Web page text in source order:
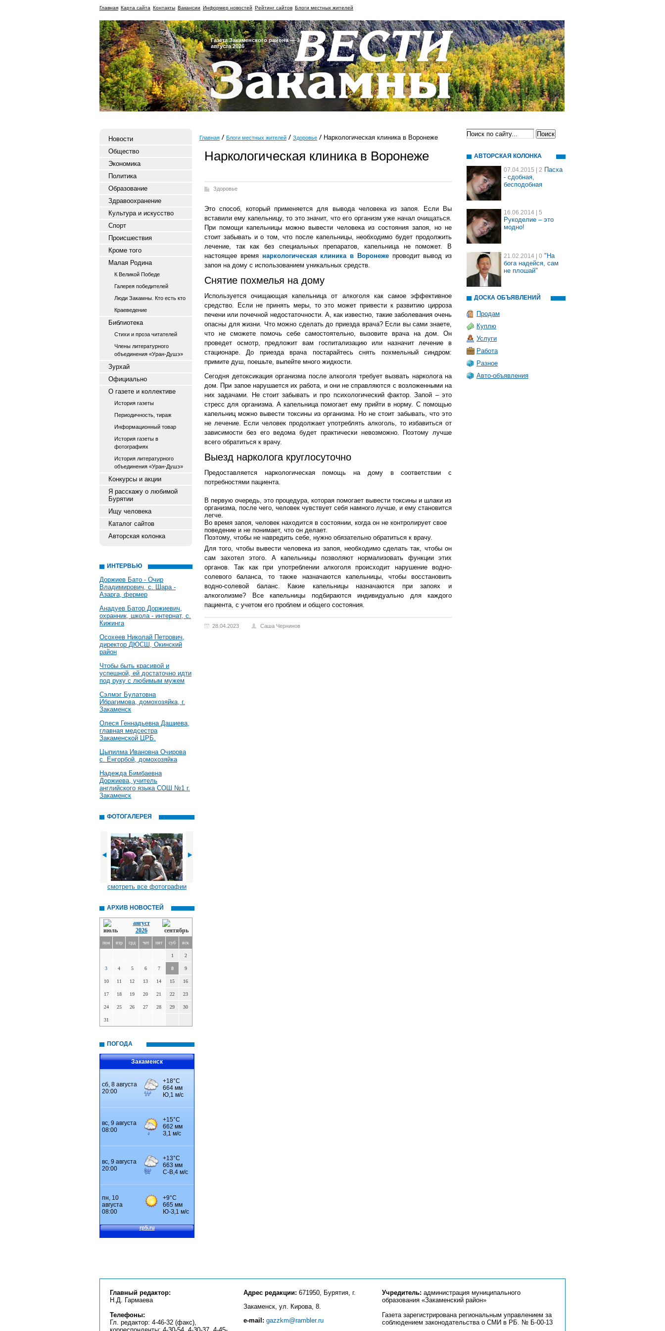
Главная Карта сайта Контакты Вакансии Информер новостей Рейтинг сайтов Блоги местных жителей
Газета Закаменского района — 3
августа 2026
Новости
Общество
Экономика
Политика
Образование
Здравоохранение
Культура и искусство
Спорт
Происшествия
Кроме того
Малая Родина
К Великой Победе
Галерея победителей
Люди Закамны. Кто есть кто
Краеведение
Библиотека
Стихи и проза читателей
Члены литературного
объединения «Уран-Душэ»
Зурхай
Официально
О газете и коллективе
История газеты
Периодичность, тираж
Информационный товар
История газеты в
фотографиях
История литературного
объединения «Уран-Душэ»
Конкурсы и акции
Я расскажу о любимой
Бурятии
Ищу человека
Каталог сайтов
Авторская колонка
ИНТЕРВЬЮ
Доржиев Бато - Очир
Владимирович, с. Шара -
Азарга, фермер
Анадуев Батор Доржиевич,
охранник, школа - интернат, с.
Кижинга
Осохеев Николай Петрович,
директор ДЮСШ, Окинский
район
Чтобы быть красивой и
успешной, ей достаточно идти
под руку с любимым мужем
Сэлмэг Булатовна
Ибрагимова, домохозяйка, г.
Закаменск
Олеся Геннадьевна Дашиева,
главная медсестра
Закаменской ЦРБ.
Цыпилма Ивановна Очирова
с. Енгорбой, домохозяйка
Надежда Бимбаевна
Доржиева, учитель
английского языка СОШ №1 г.
Закаменск
ФОТОГАЛЕРЕЯ
смотреть все фотографии
АРХИВ НОВОСТЕЙ
август
2026
пон втр срд чет пят суб вск
1 2
3 4 5 6 7 8 9
10 11 12 13 14 15 16
17 18 19 20 21 22 23
24 25 26 27 28 29 30
31
ПОГОДА
Закаменск
Главная Блоги местных жителей Здоровье Наркологическая клиника в Воронеже
Наркологическая клиника в Воронеже
Здоровье
Это способ, который применяется для вывода человека из запоя. Если Вы
вставили ему капельницу, то это значит, что его организм уже начал очищаться.
При помощи капельницы можно вывести человека из состояния запоя, но не
стоит забывать и о том, что после капельницы, необходимо будет продолжить
лечение, так как без специальных препаратов, капельница не поможет. В
настоящее время наркологическая клиника в Воронежепроводит вывод из
запоя на дому с использованием уникальных средств.
Снятие похмелья на дому
Используется очищающая капельница от алкоголя как самое эффективное
средство. Если не принять меры, то это может привести к развитию цирроза
печени или почечной недостаточности. А, как известно, такие заболевания очень
опасны для жизни. Что можно сделать до приезда врача? Если вы сами знаете,
что не сможете помочь себе самостоятельно, вызовите врача на дом. Он
проведет осмотр, предложит вам госпитализацию или назначит лечение в
стационаре. До приезда врача постарайтесь снять похмельный синдром:
примите душ, поешьте, выпейте много жидкости.
Сегодня детоксикация организма после алкоголя требует вызвать нарколога на
дом. При запое нарушается их работа, и они не справляются с возложенными на
них задачами. Не стоит забывать и про психологический фактор. Запой – это
стресс для организма. А капельница помогает ему прийти в норму. С помощью
капельниц можно вывести токсины из организма. Но не стоит забывать, что это
не лечение. Если человек продолжает употреблять алкоголь, то избавиться от
зависимости без его ведома будет практически невозможно. Поэтому лучше
всего обратиться к врачу.
Выезд нарколога круглосуточно
Предоставляется наркологическая помощь на дому в соответствии с
потребностями пациента.
В первую очередь, это процедура, которая помогает вывести токсины и шлаки из
организма, после чего, человек чувствует себя намного лучше, и ему становится
легче.
Во время запоя, человек находится в состоянии, когда он не контролирует свое
поведение и не понимает, что он делает.
Поэтому, чтобы не навредить себе, нужно обязательно обратиться к врачу.
Для того, чтобы вывести человека из запоя, необходимо сделать так, чтобы он
сам захотел этого. А капельницы позволяют нормализовать функции этих
органов. Так как при употреблении алкоголя происходит нарушение водно-
солевого баланса, то также назначаются капельницы, чтобы восстановить
водно-солевой баланс. Какие капельницы назначаются при запоях и
алкоголизме? Все капельницы подбираются индивидуально для каждого
пациента, с учетом его проблем и общего состояния.
28.04.2023 Саша Чернинов
АВТОРСКАЯ КОЛОНКА
07.04.2015 | 2 Пасха
- сдобная,
бесподобная
16.06.2014 | 5
Рукоделие – это
модно!
21.02.2014 | 0 "На
бога надейся, сам
не плошай"
ДОСКА ОБЪЯВЛЕНИЙ
Продам
Куплю
Услуги
Работа
Разное
Авто-объявления
Главный редактор:
Н.Д. Гармаева
Телефоны:
Гл. редактор: 4-46-32 (факс),
Адрес редакции: 671950, Бурятия, г.
Закаменск, ул. Кирова, 8.
e-mail: gazzkm@rambler.ru
Учредитель: администрация муниципального
образования «Закаменский район»
Газета зарегистрирована региональным управлением за
соблюдением законодательства о СМИ в РБ. № Б-00-13